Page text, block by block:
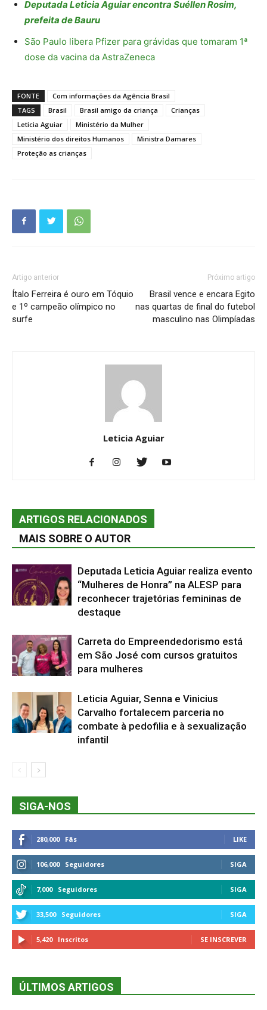
Deputada Leticia Aguiar encontra Suéllen Rosim,
prefeita de Bauru
São Paulo libera Pfizer para grávidas que tomaram 1ª
dose da vacina da AstraZeneca
FONTE
Com informações da Agência Brasil
TAGS
Brasil Brasil amigo da criança
Crianças
Leticia Aguiar
Ministério da Mulher
Ministério dos direitos Humanos
Ministra Damares
Proteção as crianças
Artigo anterior
Ítalo Ferreira é ouro em Tóquio
e 1º campeão olímpico no
surfe
Próximo artigo
Brasil vence e encara Egito
nas quartas de final do futebol
masculino nas Olimpíadas
Leticia Aguiar
ARTIGOS RELACIONADOS
MAIS SOBRE O AUTOR
Deputada Leticia Aguiar realiza evento
“Mulheres de Honra” na ALESP para
reconhecer trajetórias femininas de
destaque
Carreta do Empreendedorismo está
em São José com cursos gratuitos
para mulheres
Leticia Aguiar, Senna e Vinicius
Carvalho fortalecem parceria no
combate à pedofilia e à sexualização
infantil
SIGA-NOS
280,000 Fãs LIKE
106,000 Seguidores SIGA
7,000 Seguidores SIGA
33,500 Seguidores SIGA
5,420 Inscritos SE INSCREVER
ÚLTIMOS ARTIGOS